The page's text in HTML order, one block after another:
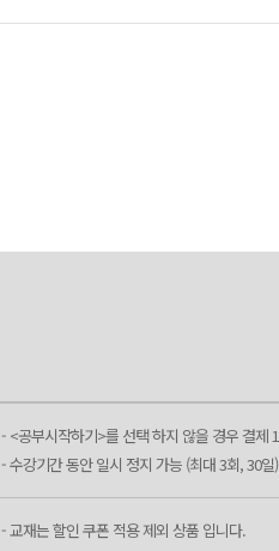
- <공부시작하기>를 선택 하지 않을 경우 결제
- 수강기간 동안 일시 정지 가능 (최대 3회, 30일)
- 교재는 할인 쿠폰 적용 제외 상품 입니다.